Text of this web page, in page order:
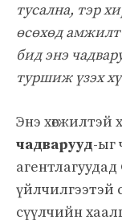
тусална, тэр
өсөхөд
бид энэ
туршиж үзэх
Энэ хөгжилтэй
чадварууд-ыг
үйлчилгээтэй
сүүлчийн